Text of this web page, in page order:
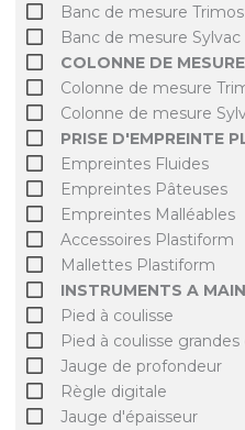
Banc de mesure Trimos
Banc de mesure Sylvac
COLONNE DE MESURE
Colonne de mesure
Colonne de mesure
PRISE D'EMPREINTE
Empreintes Fluides
Empreintes Pâteuses
Empreintes Malléables
Accessoires Plastiform
Mallettes Plastiform
INSTRUMENTS A MAIN
Pied à coulisse
Pied à coulisse
Jauge de profondeur
Règle digitale
Jauge d'épaisseur